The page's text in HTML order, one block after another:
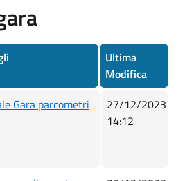
Ultima
Modifica
Gara parcometri
27/12/2023
14:12